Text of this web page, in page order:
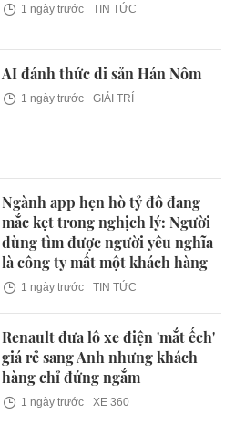
1 ngày trước TIN TỨC
AI đánh thức di sản Hán Nôm
1 ngày trước GIẢI TRÍ
Ngành app hẹn hò tỷ đô đang
mắc kẹt trong nghịch lý: Người
dùng tìm được người yêu nghĩa
là công ty mất một khách hàng
1 ngày trước TIN TỨC
Renault đưa lô xe điện 'mắt ếch'
giá rẻ sang Anh nhưng khách
hàng chỉ đứng ngắm
1 ngày trước XE 360